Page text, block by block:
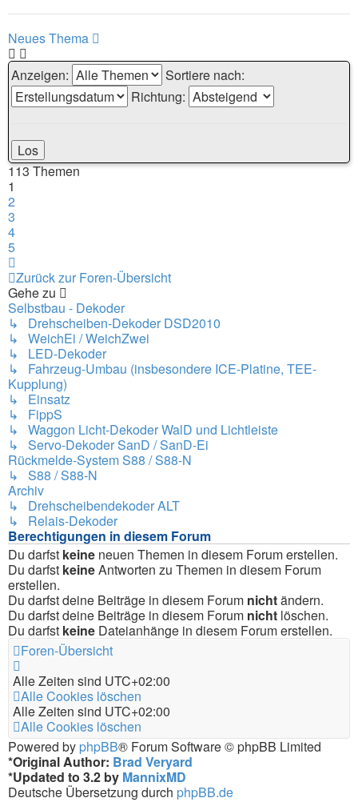
Neues Thema
Anzeigen:
Sortiere nach:
Richtung:
113 Themen
1
2
3
4
5
Zurück zur Foren-Übersicht
Gehe zu
Selbstbau - Dekoder
↳ Drehscheiben-Dekoder DSD2010
↳ WeichEi / WeichZwei
↳ LED-Dekoder
↳ Fahrzeug-Umbau (insbesondere ICE-Platine, TEE-
Kupplung)
↳ Einsatz
↳ FippS
↳ Waggon Licht-Dekoder WalD und Lichtleiste
↳ Servo-Dekoder SanD / SanD-Ei
Rückmelde-System S88 / S88-N
↳ S88 / S88-N
Archiv
↳ Drehscheibendekoder ALT
↳ Relais-Dekoder
Berechtigungen in diesem Forum
Du darfst keine neuen Themen in diesem Forum erstellen.
Du darfst keineAntworten zu Themen in diesem Forum
erstellen.
Du darfst deine Beiträge in diesem Forum nichtändern.
Du darfst deine Beiträge in diesem Forum nicht löschen.
Du darfst keine Dateianhänge in diesem Forum erstellen.
Foren-Übersicht
Alle Zeiten sind UTC+02:00
Alle Cookies löschen
Alle Zeiten sind UTC+02:00
Alle Cookies löschen
Powered by phpBB® Forum Software © phpBB Limited
*Original Author: Brad Veryard
*Updated to 3.2 by MannixMD
Deutsche Übersetzung durch phpBB.de